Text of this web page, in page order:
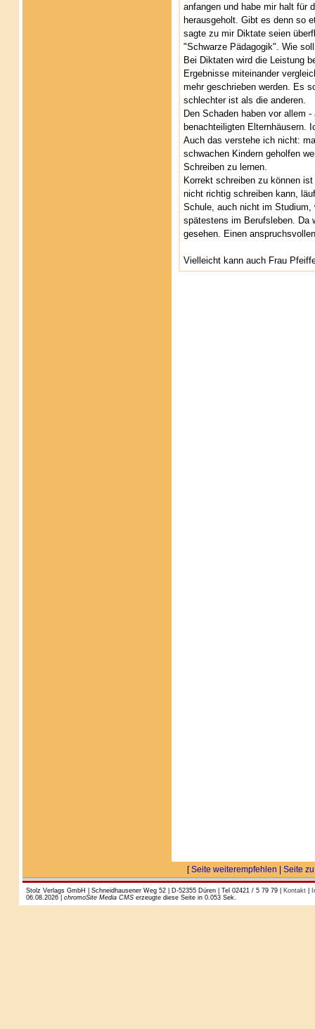
anfangen und habe mir halt für
herausgeholt. Gibt es denn so
sagte zu mir Diktate seien
"Schwarze Pädagogik". Wie
Bei Diktaten wird die Leistung
Ergebnisse miteinander
mehr geschrieben werden. Es
schlechter ist als die anderen.
Den Schaden haben vor allem
benachteiligten Elternhäusern.
Auch das verstehe ich nicht:
schwachen Kindern geholfen
Schreiben zu lernen.
Korrekt schreiben zu können
nicht richtig schreiben kann,
Schule, auch nicht im
spätestens im Berufsleben. Da
gesehen. Einen
Vielleicht kann auch Frau
[Seite weiterempfehlen Seite
Stolz Verlags GmbH | Schneidhausener Weg 52 | D-52355 Düren | Tel 02421 / 5 79 79 | Kontakt|
06.08.2026 | chromoSite Media CMSerzeugte diese Seite in 0.053 Sek.